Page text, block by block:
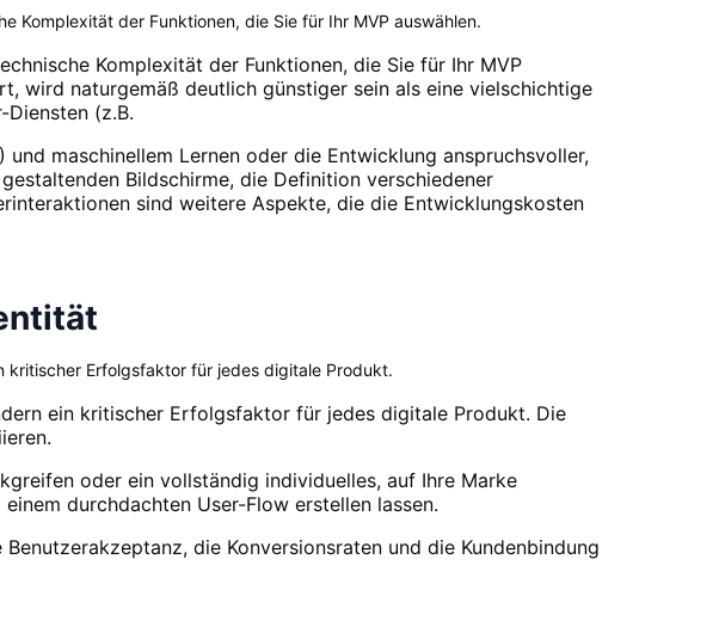
Komplexität der Funktionen, die Sie für Ihr MVP auswählen.
Komplexität der Funktionen, die Sie für Ihr MVP
wird naturgemäß deutlich günstiger sein als eine vielschichtige
(z.B.
maschinellem Lernen oder die Entwicklung anspruchsvoller,
Bildschirme, die Definition verschiedener
sind weitere Aspekte, die die Entwicklungskosten
kritischer Erfolgsfaktor für jedes digitale Produkt.
ein kritischer Erfolgsfaktor für jedes digitale Produkt. Die
oder ein vollständig individuelles, auf Ihre Marke
durchdachten User-Flow erstellen lassen.
die Konversionsraten und die Kundenbindung